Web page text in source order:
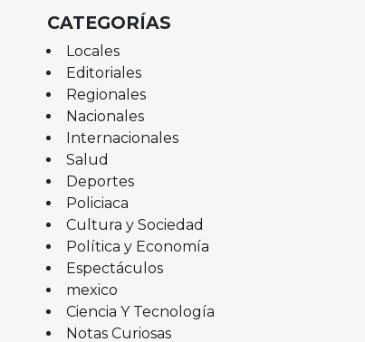
CATEGORÍAS
Locales
Editoriales
Regionales
Nacionales
Internacionales
Salud
Deportes
Policiaca
Cultura y Sociedad
Política y Economía
Espectáculos
mexico
Ciencia Y Tecnología
Notas Curiosas